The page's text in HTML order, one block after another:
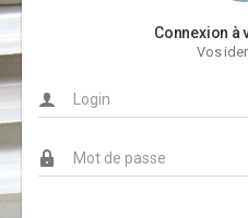
Connexion à
Vos